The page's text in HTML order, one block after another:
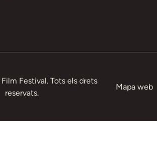
Festival. Tots els drets
reservats.
Mapa web